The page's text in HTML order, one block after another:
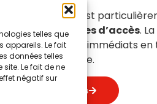
telles que
appareils. Le fait
données telles
Le fait de ne
négatif sur
type d’isolation est
combles difficiles d’accès.
des résultats immédiats
thermique.
Contactez-nous